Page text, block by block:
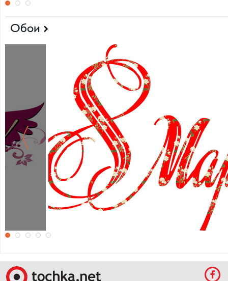
Обои
Обои на 8 марта